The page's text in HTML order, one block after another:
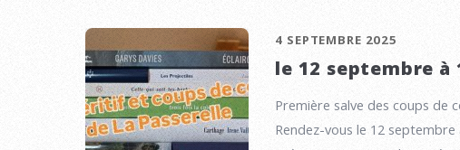
4 SEPTEMBRE 2025
le 12 septembre à
Première salve des coups de
Rendez-vous le 12